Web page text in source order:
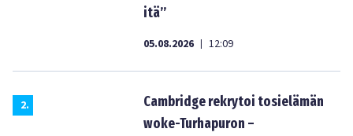
itä”
05.08.2026 | 12:09
2.
Cambridge rekrytoi tosielämän
woke-Turhapuron –